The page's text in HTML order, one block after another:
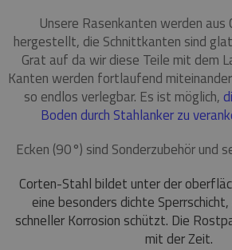
Unsere Rasenkanten werden aus
hergestellt, die Schnittkanten sind
Grat auf da wir diese Teile mit dem
Kanten werden fortlaufend
so endlos verlegbar. Es ist möglich,
Boden durch Stahlanker zu
Ecken (90°) sind Sonderzubehör und
Corten-Stahl bildet unter der
eine besonders dichte
schneller Korrosion schützt. Die
mit der Zeit.